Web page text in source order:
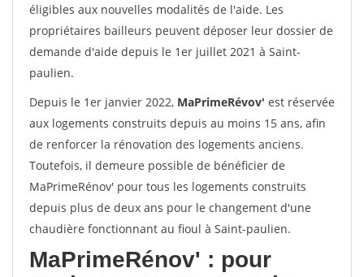
éligibles aux nouvelles modalités de l'aide. Les
propriétaires bailleurs peuvent déposer leur dossier de
demande d'aide depuis le 1er juillet 2021 à Saint-
paulien.
Depuis le 1er janvier 2022, MaPrimeRévov' est réservée
aux logements construits depuis au moins 15 ans, afin
de renforcer la rénovation des logements anciens.
Toutefois, il demeure possible de bénéficier de
MaPrimeRénov' pour tous les logements construits
depuis plus de deux ans pour le changement d'une
chaudière fonctionnant au fioul à Saint-paulien.
MaPrimeRénov' : pour